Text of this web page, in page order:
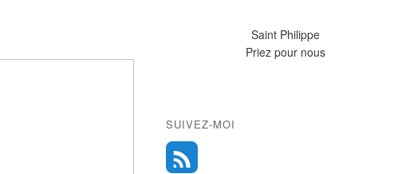
Saint Philippe
Priez pour nous
SUIVEZ-MOI